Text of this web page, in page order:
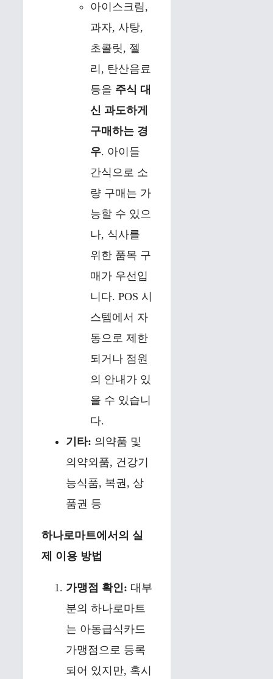
아이스크림,
과자, 사탕,
초콜릿, 젤
리, 탄산음료
등을 주식 대
신 과도하게
구매하는 경
우. 아이들
간식으로 소
량 구매는 가
능할 수 있으
나, 식사를
위한 품목 구
매가 우선입
니다. POS 시
스템에서 자
동으로 제한
되거나 점원
의 안내가 있
을 수 있습니
다.
기타: 의약품 및
의약외품, 건강기
능식품, 복권, 상
품권 등
하나로마트에서의 실
제 이용 방법
가맹점 확인: 대부
분의 하나로마트
는 아동급식카드
가맹점으로 등록
되어 있지만, 혹시